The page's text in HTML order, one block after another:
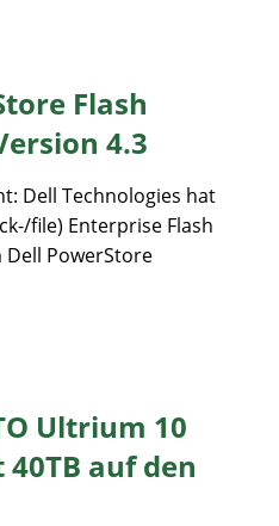
Flash
4.3
Dell Technologies hat
file) Enterprise Flash
PowerStore
Ultrium 10
auf den